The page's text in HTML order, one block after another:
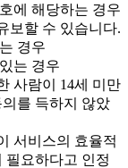
에 해당하는 경우
보할 수 있습니다.
경우
는 경우
사람이 14세 미만
를 득하지 않았
서비스의 효율적
필요하다고 인정